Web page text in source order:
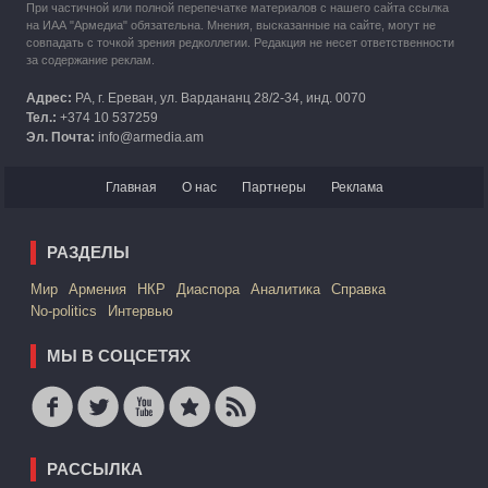
При частичной или полной перепечатке материалов с нашего сайта ссылка
на ИАА "Армедиа" обязательна. Мнения, высказанные на сайте, могут не
совпадать с точкой зрения редколлегии. Редакция не несет ответственности
за содержание реклам.
Адрес: РА, г. Ереван, ул. Вардананц 28/2-34, инд. 0070
Тел.: +374 10 537259
Эл. Почта: info@armedia.am
Главная О нас Партнеры Реклама
РАЗДЕЛЫ
Mир Армения НКР Диаспора Аналитика
Справка
No-politics
Интервью
МЫ В СОЦСЕТЯХ
РАССЫЛКА